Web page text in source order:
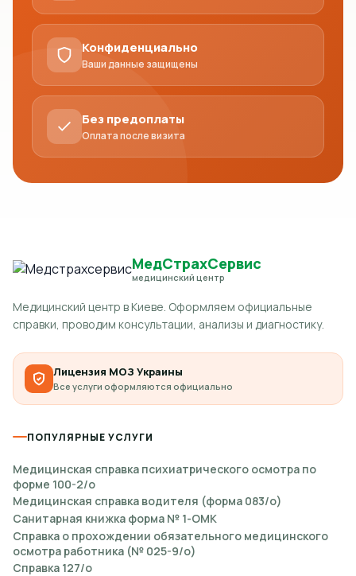
Конфиденциально
Ваши данные защищены
Без предоплаты
Оплата после визита
МедСтрахСервис
медицинский центр
Медицинский центр в Киеве. Оформляем официальные
справки, проводим консультации, анализы и диагностику.
Лицензия МОЗ Украины
Все услуги оформляются официально
ПОПУЛЯРНЫЕ УСЛУГИ
Медицинская справка психиатрического осмотра по
форме 100-2/о
Медицинская справка водителя (форма 083/о)
Санитарная книжка форма № 1-ОМК
Справка о прохождении обязательного медицинского
осмотра работника (№ 025-9/о)
Справка 127/о